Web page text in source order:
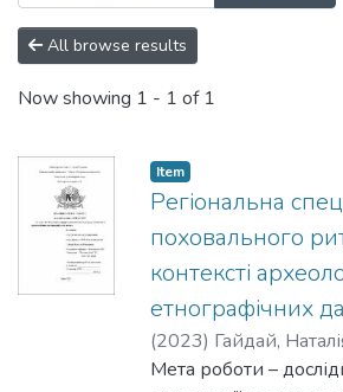
All browse results
Now showing 1 - 1 of 1
Item
Регіональна
поховального
контексті
етнографічних
(2023) Гайдай,
Оксана
Мета роботи –